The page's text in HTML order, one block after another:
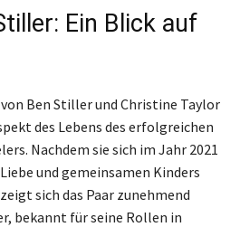
Ein Blick auf
Ben Stiller und Christine Taylor
des Lebens des erfolgreichen
Nachdem sie sich im Jahr 2021
und gemeinsamen Kinders
sich das Paar zunehmend
bekannt für seine Rollen in